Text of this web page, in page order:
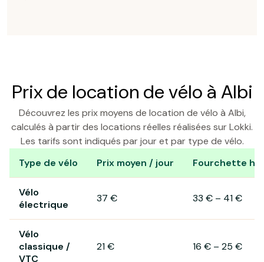
Prix de location de vélo à Albi
Découvrez les prix moyens de location de vélo à Albi,
calculés à partir des locations réelles réalisées sur Lokki.
Les tarifs sont indiqués par jour et par type de vélo.
Type de vélo Prix moyen / jour Fourchette
Vélo
électrique
37 € 33 € – 41 €
Vélo
classique /
VTC
21 € 16 € – 25 €